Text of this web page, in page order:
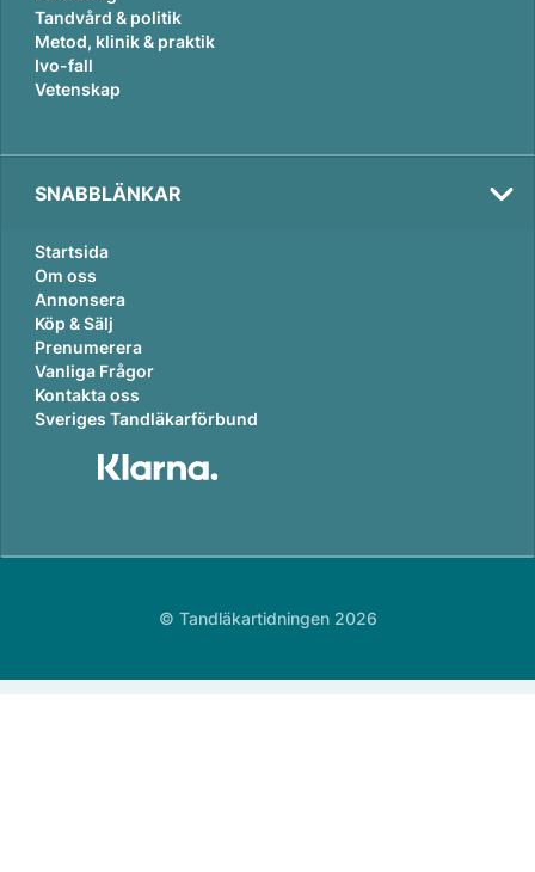
Tandvård & politik
Metod, klinik & praktik
Ivo-fall
Vetenskap
SNABBLÄNKAR
Startsida
Om oss
Annonsera
Köp & Sälj
Prenumerera
Vanliga Frågor
Kontakta oss
Sveriges Tandläkarförbund
© Tandläkartidningen 2026